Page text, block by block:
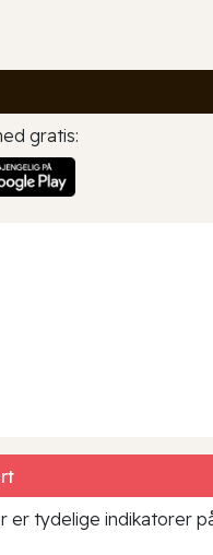
gratis:
tydelige indikatorer